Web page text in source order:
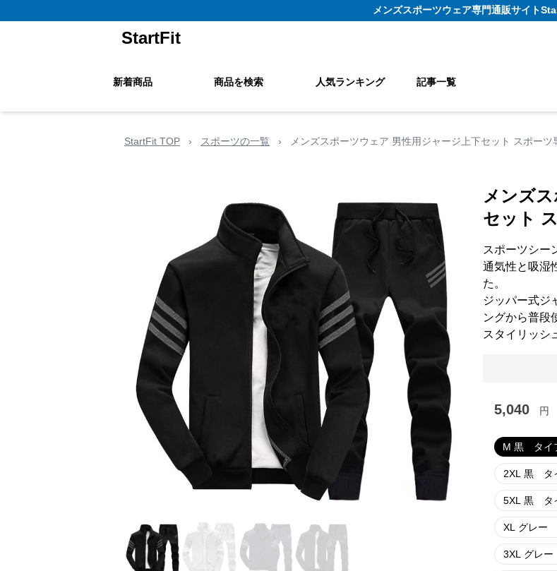
メンズスポーツウェア専門通販サイト
StartFit
新着商品 商品を検索 人気ランキング 記事一覧
StartFit TOP › スポーツの一覧 › メンズスポーツウェア 男性用ジャージ上下セット スポーツ
メンズ
セット
スポーツシー
通気性と吸湿
た。
ジッパー式ジ
ングから普段
スタイリッシ
5,040 円
M 黒 タイ
2XL 黒
5XL 黒
XL グレ
3XL グ